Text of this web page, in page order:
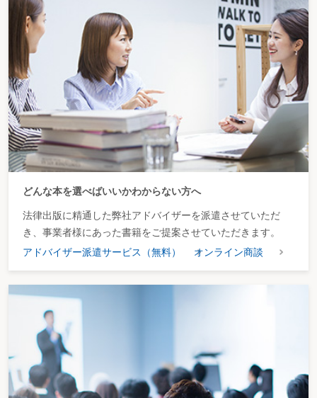
どんな本を選べばいいかわからない方へ
法律出版に精通した弊社アドバイザーを派遣させていただ
き、事業者様にあった書籍をご提案させていただきます。
アドバイザー派遣サービス（無料）
オンライン商談